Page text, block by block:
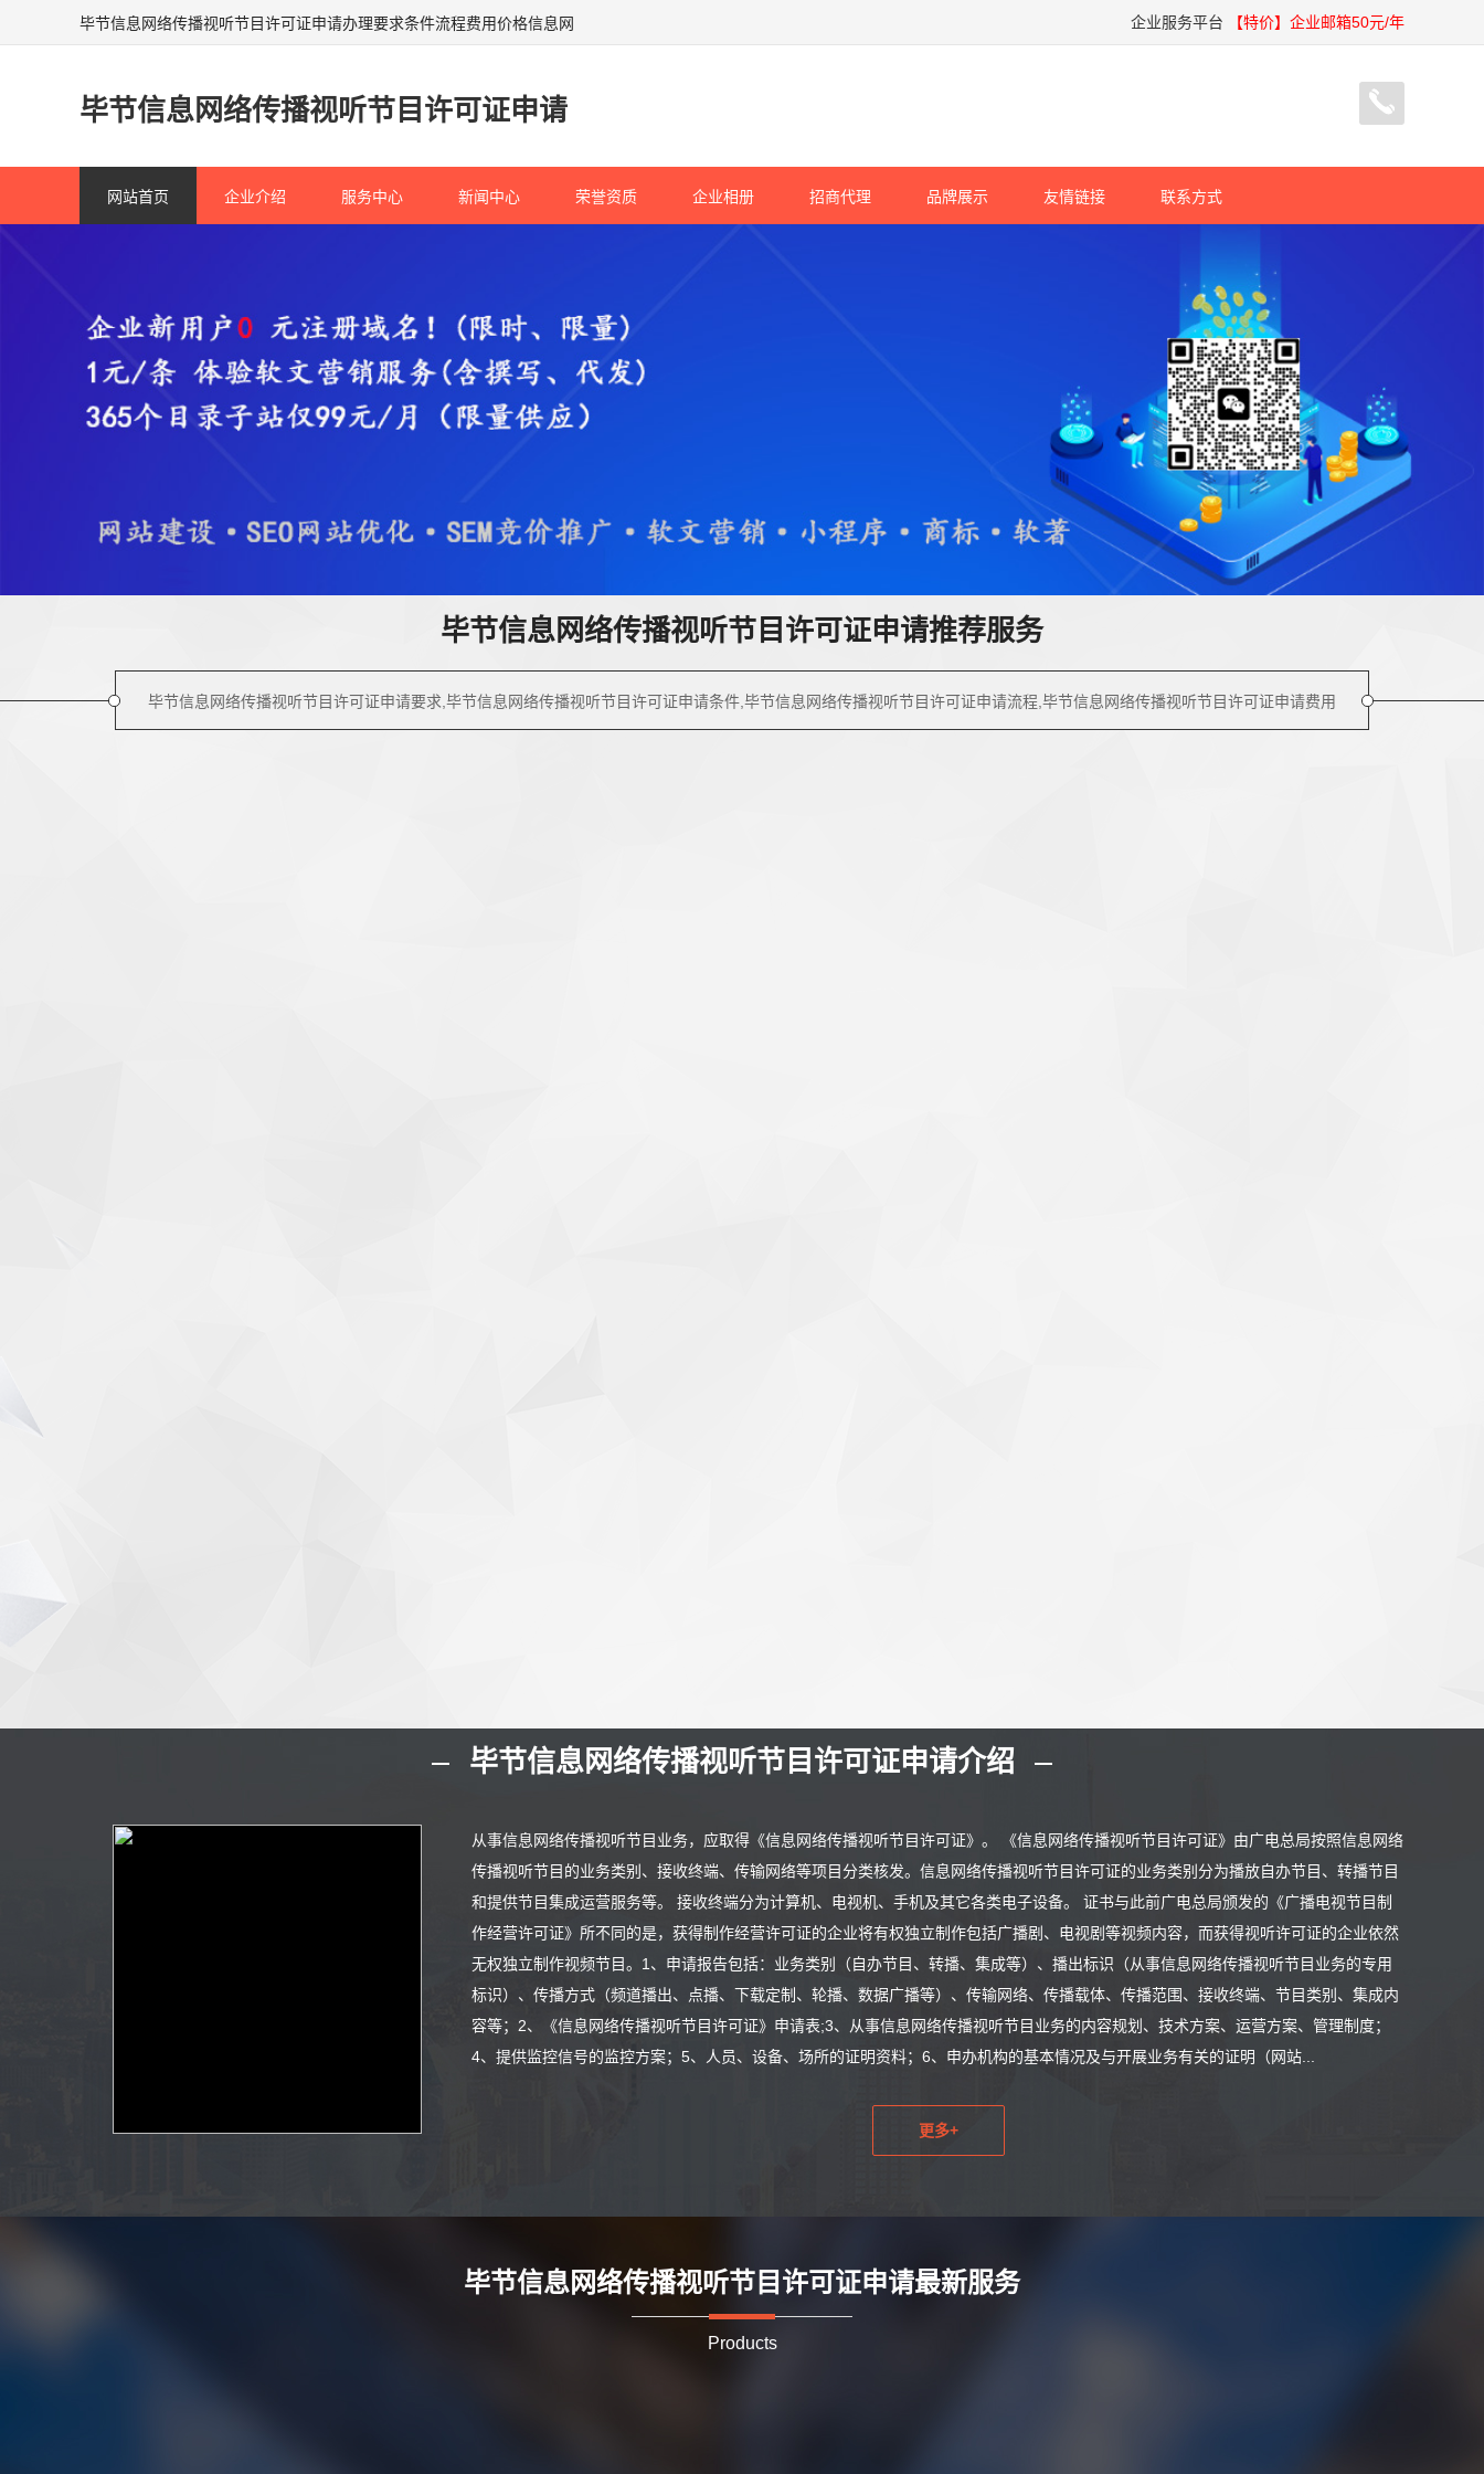
毕节信息网络传播视听节目许可证申请办理要求条件流程费用价格信息网 企业服务平台 【特价】企业邮箱50元/年
毕节信息网络传播视听节目许可证申请
网站首页 企业介绍 服务中心 新闻中心 荣誉资质 企业相册 招商代理 品牌展示 友情链接 联系方式
毕节信息网络传播视听节目许可证申请推荐服务
毕节信息网络传播视听节目许可证申请要求,毕节信息网络传播视听节目许可证申请条件,毕节信息网络传播视听节目许可证申请流程,毕节信息网络传播视听节目许可证申请费用
毕节信息网络传播视听节目许可证申请介绍
从事信息网络传播视听节目业务，应取得《信息网络传播视听节目许可证》。 《信息网络传播视听节目许可证》由广电总局按照信息网络
传播视听节目的业务类别、接收终端、传输网络等项目分类核发。信息网络传播视听节目许可证的业务类别分为播放自办节目、转播节目
和提供节目集成运营服务等。 接收终端分为计算机、电视机、手机及其它各类电子设备。 证书与此前广电总局颁发的《广播电视节目制
作经营许可证》所不同的是，获得制作经营许可证的企业将有权独立制作包括广播剧、电视剧等视频内容，而获得视听许可证的企业依然
无权独立制作视频节目。1、申请报告包括：业务类别（自办节目、转播、集成等）、播出标识（从事信息网络传播视听节目业务的专用
标识）、传播方式（频道播出、点播、下载定制、轮播、数据广播等）、传输网络、传播载体、传播范围、接收终端、节目类别、集成内
容等；2、《信息网络传播视听节目许可证》申请表;3、从事信息网络传播视听节目业务的内容规划、技术方案、运营方案、管理制度；
4、提供监控信号的监控方案；5、人员、设备、场所的证明资料；6、申办机构的基本情况及与开展业务有关的证明（网站...
更多+
毕节信息网络传播视听节目许可证申请最新服务
Products